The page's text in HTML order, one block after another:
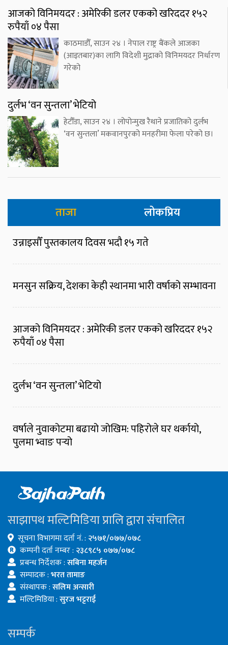
आजको विनिमयदर : अमेरिकी डलर एकको खरिददर १५२
रुपैयाँ ०४ पैसा
काठमाडौँ, साउन २४ । नेपाल राष्ट्र बैंकले आजका
(आइतबार)का लागि विदेशी मुद्राको विनिमयदर निर्धारण
गरेको
दुर्लभ ‘वन सुन्तला’ भेटियो
हेटौँडा, साउन २४ । लोपोन्मुख रैथाने प्रजातिको दुर्लभ
‘वन सुन्तला’ मकवानपुरको मनहरीमा फेला परेको छ।
ताजा लोकप्रिय
उन्नाइसौँ पुस्तकालय दिवस भदौ १५ गते
मनसुन सक्रिय, देशका केही स्थानमा भारी वर्षाको सम्भावना
आजको विनिमयदर : अमेरिकी डलर एकको खरिददर १५२
रुपैयाँ ०४ पैसा
दुर्लभ ‘वन सुन्तला’ भेटियो
वर्षाले नुवाकोटमा बढायो जोखिम: पहिरोले घर थर्कायो,
पुलमा भ्वाङ पर्‍यो
साझापथ मल्टिमिडिया प्रालि द्वारा संचालित
सूचना विभागमा दर्ता नं. : २५७१/०७७/०७८
कम्पनी दर्ता नम्बर : २३८९८५ ०७७/०७८
प्रबन्ध निर्देशक :सबिना महर्जन
सम्पादक :भरत तामाङ
संस्थापक :सलिम अन्सारी
मल्टिमिडिया :सुरज भट्टराई
सम्पर्क